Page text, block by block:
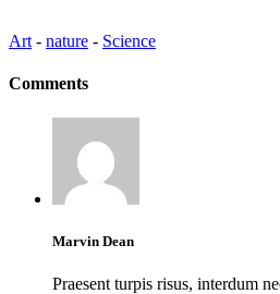
Art - nature - Science
Comments
Marvin Dean
Praesent turpis risus, interdum